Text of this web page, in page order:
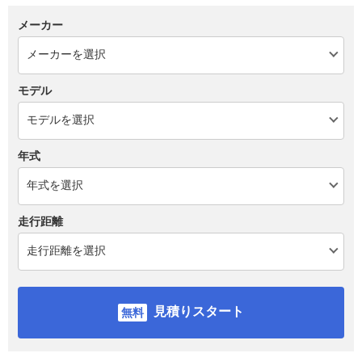
メーカー
モデル
年式
走行距離
見積りスタート